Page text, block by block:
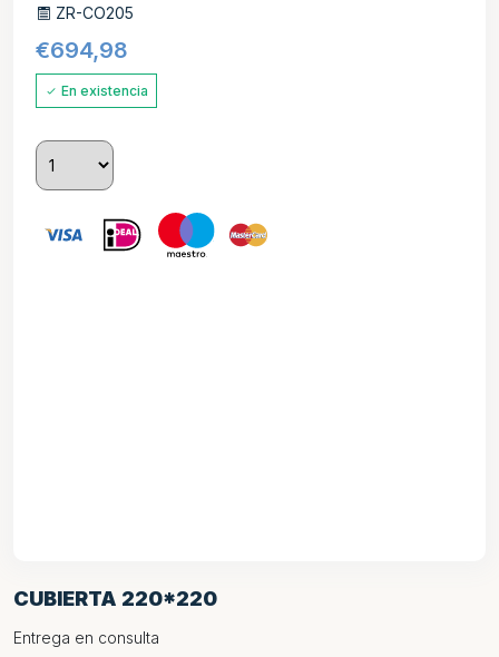
CUBIERTA 220*220
Entrega en consulta
ZR-CO205
€694,98
En existencia